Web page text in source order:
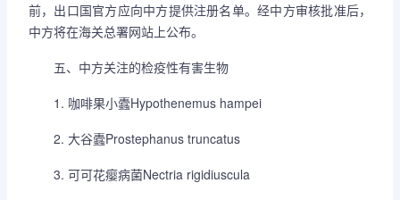
前，出口国官方应向中方提供注册名单。经中方审核批准后，
中方将在海关总署网站上公布。
五、中方关注的检疫性有害生物
1. 咖啡果小蠹Hypothenemus hampei
2. 大谷蠹Prostephanus truncatus
3. 可可花瘿病菌Nectria rigidiuscula